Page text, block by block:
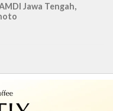
Jawa Tengah,